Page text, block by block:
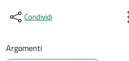
Condividi
Argomenti